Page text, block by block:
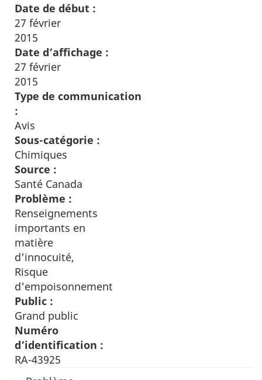
Date de début :
27 février
2015
Date d’affichage :
27 février
2015
Type de communication
:
Avis
Sous-catégorie :
Chimiques
Source :
Santé Canada
Problème :
Renseignements
importants en
matière
d'innocuité,
Risque
d'empoisonnement
Public :
Grand public
Numéro
d’identification :
RA-43925